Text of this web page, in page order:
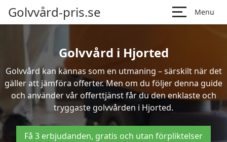
Golvvård-pris.se Menu
Golvvård i Hjorted
Golvvård kan kännas som en utmaning – särskilt när det
gäller att jämföra offerter. Men om du följer denna guide
och använder vår offerttjänst får du den enklaste och
tryggaste golvvården i Hjorted.
Få 3 erbjudanden, gratis och utan förpliktelser